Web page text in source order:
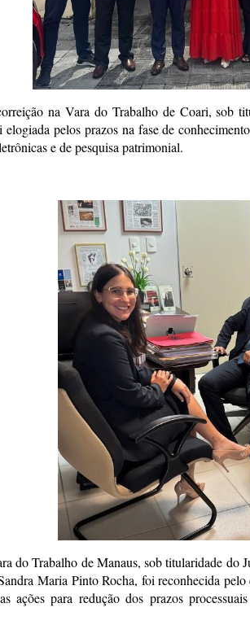
na Vara do Trabalho de Coari, sob
pelos prazos na fase de
e de pesquisa patrimonial.
do Trabalho de Manaus, sob titularidade
Maria Pinto Rocha, foi reconhecida
ações para redução dos prazos